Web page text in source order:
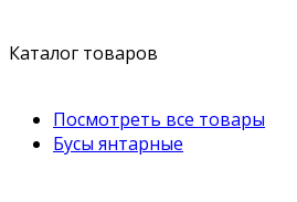
Каталог товаров
Посмотреть все товары
Бусы янтарные